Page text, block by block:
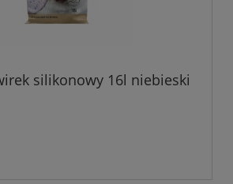
silikonowy 16l niebieski